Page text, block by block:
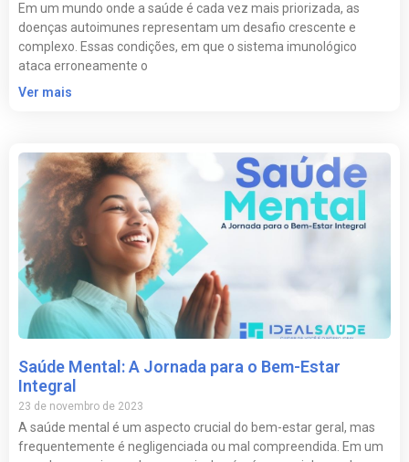
Em um mundo onde a saúde é cada vez mais priorizada, as
doenças autoimunes representam um desafio crescente e
complexo. Essas condições, em que o sistema imunológico
ataca erroneamente o
Ver mais
Saúde Mental: A Jornada para o Bem-Estar
Integral
23 de novembro de 2023
A saúde mental é um aspecto crucial do bem-estar geral, mas
frequentemente é negligenciada ou mal compreendida. Em um